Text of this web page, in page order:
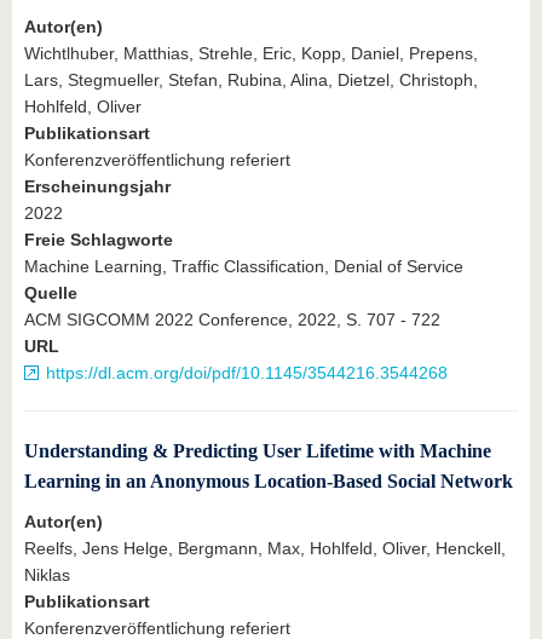
Autor(en)
Wichtlhuber, Matthias, Strehle, Eric, Kopp, Daniel, Prepens,
Lars, Stegmueller, Stefan, Rubina, Alina, Dietzel, Christoph,
Hohlfeld, Oliver
Publikationsart
Konferenzveröffentlichung referiert
Erscheinungsjahr
2022
Freie Schlagworte
Machine Learning, Traffic Classification, Denial of Service
Quelle
ACM SIGCOMM 2022 Conference, 2022, S. 707 - 722
URL
https://dl.acm.org/doi/pdf/10.1145/3544216.3544268
Understanding & Predicting User Lifetime with Machine
Learning in an Anonymous Location-Based Social Network
Autor(en)
Reelfs, Jens Helge, Bergmann, Max, Hohlfeld, Oliver, Henckell,
Niklas
Publikationsart
Konferenzveröffentlichung referiert